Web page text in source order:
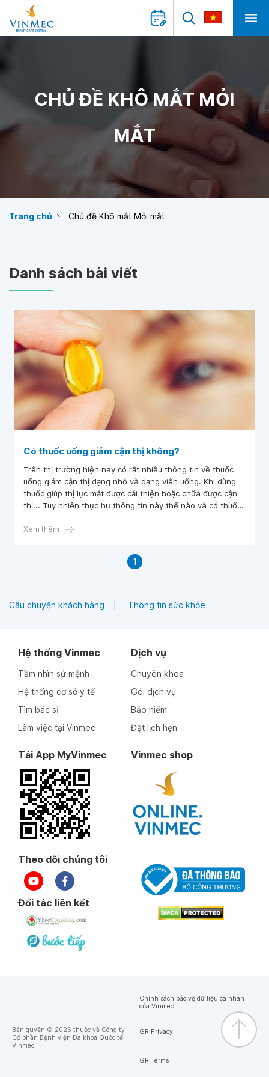
CHỦ ĐỀ KHÔ MẮT MỎI
MẮT
Trang chủ Chủ đề Khô mắt Mỏi mắt
Danh sách bài viết
Có thuốc uống giảm cận thị không?
Trên thị trường hiện nay có rất nhiều thông tin về thuốc
uống giảm cận thị dạng nhỏ và dạng viên uống. Khi dùng
thuốc giúp thị lực mắt được cải thiện hoặc chữa được cận
thị... Tuy nhiên thực hư thông tin này thế nào và có thuốc
Xem thêm
1
Câu chuyện khách hàng Thông tin sức khỏe
Hệ thống Vinmec
Tầm nhìn sứ mệnh
Hệ thống cơ sở y tế
Tìm bác sĩ
Làm việc tại Vinmec
Dịch vụ
Chuyên khoa
Gói dịch vụ
Bảo hiểm
Đặt lịch hẹn
Tải App MyVinmec Vinmec shop
Theo dõi chúng tôi
Đối tác liên kết
Bản quyền © 2026 thuộc về Công ty
Cổ phần Bệnh viện Đa khoa Quốc tế
Vinmec
Chính sách bảo vệ dữ liệu cá nhân
của Vinmec
GR Privacy
GR Terms